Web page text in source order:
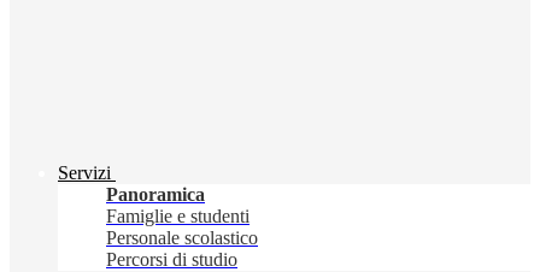
Servizi
Panoramica
Famiglie e studenti
Personale scolastico
Percorsi di studio